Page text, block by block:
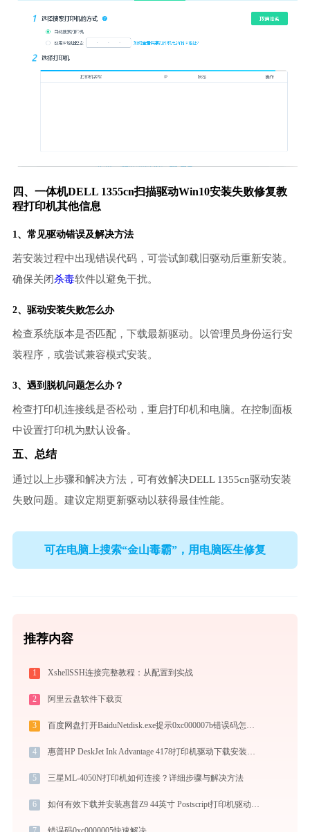
四、一体机DELL 1355cn扫描驱动Win10安装失败修复教
程打印机其他信息
1、常见驱动错误及解决方法
若安装过程中出现错误代码，可尝试卸载旧驱动后重新安装。
确保关闭杀毒软件以避免干扰。
2、 驱动安装失败怎么办
检查系统版本是否匹配，下载最新驱动。以管理员身份运行安
装程序，或尝试兼容模式安装。
3、遇到脱机问题怎么办？
检查打印机连接线是否松动，重启打印机和电脑。在控制面板
中设置打印机为默认设备。
五、总结
通过以上步骤和解决方法，可有效解决DELL 1355cn驱动安装
失败问题。建议定期更新驱动以获得最佳性能。
可在电脑上搜索“金山毒霸”，用电脑医生修复
推荐内容
1 XshellSSH连接完整教程：从配置到实战
2 阿里云盘软件下载页
3 百度网盘打开BaiduNetdisk.exe提示0xc000007b错误码怎么办
4 惠普HP DeskJet Ink Advantage 4178打印机驱动下载安装全程指导，轻松解决打印问题
5 三星ML-4050N打印机如何连接？详细步骤与解决方法
6 如何有效下载并安装惠普Z9 44英寸 Postscript打印机驱动？全方位指导手册